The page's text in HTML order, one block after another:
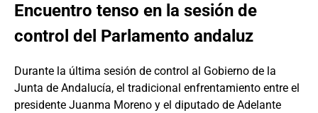
Encuentro tenso en la sesión de
control del Parlamento andaluz
Durante la última sesión de control al Gobierno de la
Junta de Andalucía, el tradicional enfrentamiento entre el
presidente Juanma Moreno y el diputado de Adelante